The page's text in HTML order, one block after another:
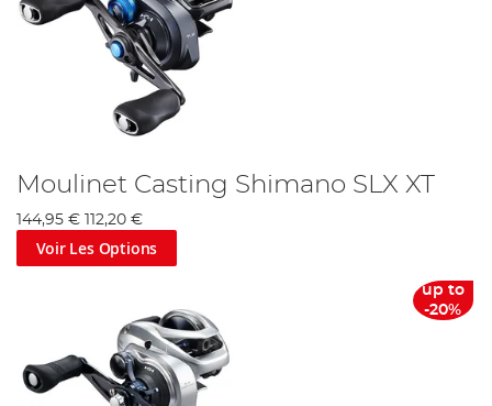
Moulinet Casting Shimano SLX XT
144,95 € 112,20 €
Voir Les Options
up to
-20%